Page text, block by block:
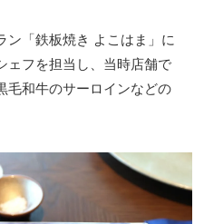
ン「鉄板焼き よこはま」に
ェフを担当し、当時店舗で
毛和牛のサーロインなどの